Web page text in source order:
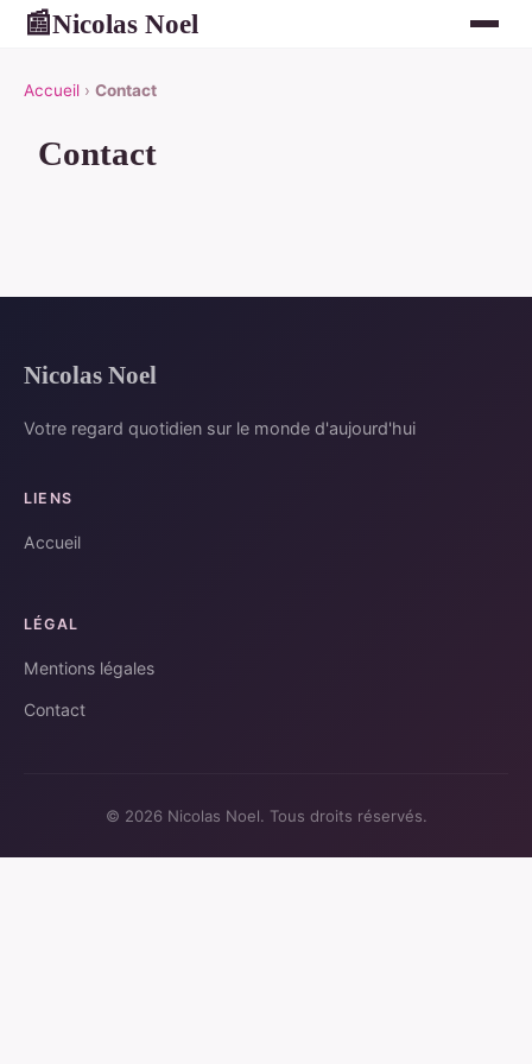
📰Nicolas Noel
Accueil › Contact
Contact
Nicolas Noel
Votre regard quotidien sur le monde d'aujourd'hui
LIENS
Accueil
LÉGAL
Mentions légales
Contact
© 2026 Nicolas Noel. Tous droits réservés.